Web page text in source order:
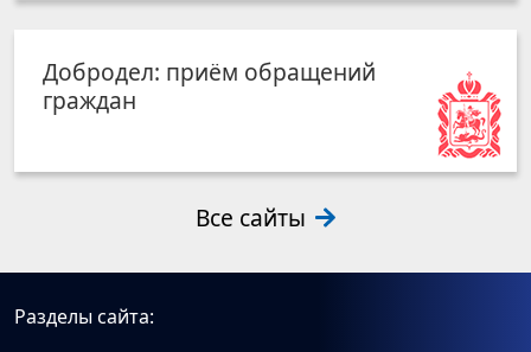
Добродел: приём обращений
граждан
Все сайты
Разделы сайта: